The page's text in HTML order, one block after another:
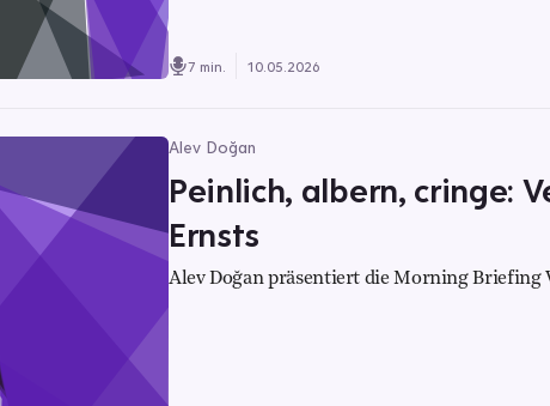
7 min. 10.05.2026
Alev Doğan
Peinlich, albern, cringe:
Ernsts
Alev Doğan präsentiert die Morning Briefing